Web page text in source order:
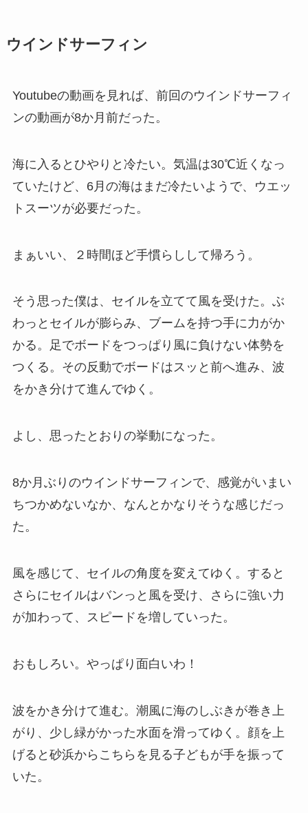
ウインドサーフィン
Youtubeの動画を見れば、前回のウインドサーフィ
ンの動画が8か月前だった。
海に入るとひやりと冷たい。気温は30℃近くなっ
ていたけど、6月の海はまだ冷たいようで、ウエッ
トスーツが必要だった。
まぁいい、２時間ほど手慣らしして帰ろう。
そう思った僕は、セイルを立てて風を受けた。ぶ
わっとセイルが膨らみ、ブームを持つ手に力がか
かる。足でボードをつっぱり風に負けない体勢を
つくる。その反動でボードはスッと前へ進み、波
をかき分けて進んでゆく。
よし、思ったとおりの挙動になった。
8か月ぶりのウインドサーフィンで、感覚がいまい
ちつかめないなか、なんとかなりそうな感じだっ
た。
風を感じて、セイルの角度を変えてゆく。すると
さらにセイルはバンっと風を受け、さらに強い力
が加わって、スピードを増していった。
おもしろい。やっぱり面白いわ！
波をかき分けて進む。潮風に海のしぶきが巻き上
がり、少し緑がかった水面を滑ってゆく。顔を上
げると砂浜からこちらを見る子どもが手を振って
いた。